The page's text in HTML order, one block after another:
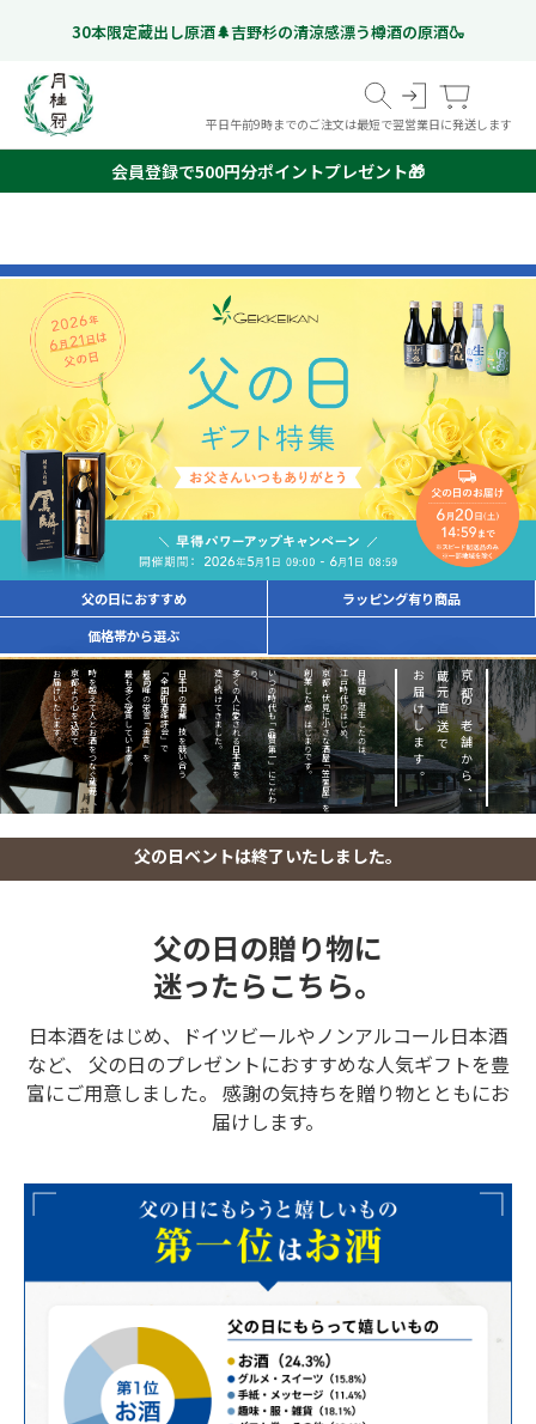
30本限定蔵出し原酒🌲吉野杉の清涼感漂う樽酒の原酒🍶
平日午前9時までのご注文は最短で翌営業日に発送します
日本酒
こだわりのお酒
いつものお酒
ギフトのお酒
Gekkeikan Studio
ギフト特集
スペシャルフリー
(ノンアルコール日本酒)
リキュール・梅酒ほか
ドイツビール
オリジナルグッズ
京都伏見の
価格帯から選ぶ
会員登録で500円分ポイントプレゼント🎁
父の日におすすめ
ラッピング有り商品
価格帯から選ぶ
月桂冠が誕生したのは、
江戸時代のはじめ、
京都・伏見に小さな酒屋「笠置屋」を
創業したのがはじまりです。
い
つ
の
時
代
も
「
品
質
第
一
」
に
こ
だ
わ
り
、
多くの人に愛される日本酒を
造り続けてきました。
日本中の酒蔵が技を競い合う
「全国新酒鑑評会」で
最高峰の栄誉「金賞」を
最も多く受賞しています。
時を越えて人とお酒をつなぐ蔵元が、
京都より心を込めて
お届けいたします。 京都の老舗から、
蔵元直送で
お届けします。
父の日ベントは終了いたしました。
父の日の贈り物に
迷ったらこちら。
日本酒をはじめ、ドイツビールやノンアルコール日本酒
など、
父の日のプレゼントにおすすめな人気ギフトを豊
富にご用意しました。 感謝の気持ちを贈り物とともにお
届けします。